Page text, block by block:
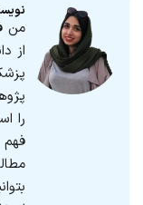
من
را
فهم